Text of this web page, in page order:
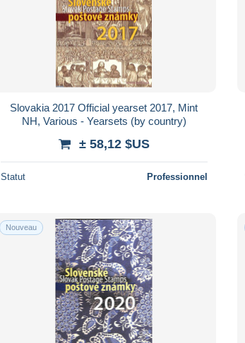
Slovakia 2017 Official yearset 2017, Mint
NH, Various - Yearsets (by country)
± 58,12 $US
Statut Professionnel
Nouveau